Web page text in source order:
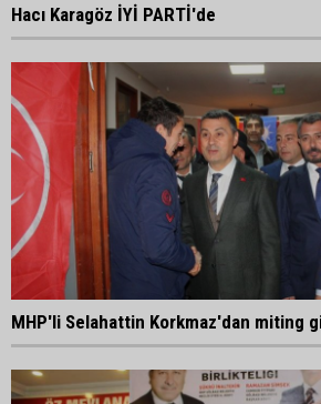
Hacı Karagöz İYİ PARTİ'de
MHP'li Selahattin Korkmaz'dan miting